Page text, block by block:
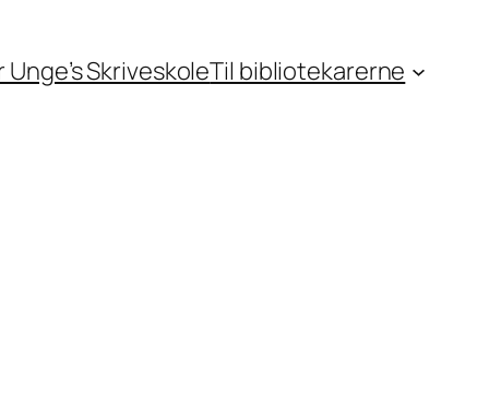
Unge’s SkriveskoleTil bibliotekarerne